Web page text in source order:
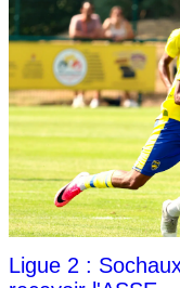
Ligue 2 :